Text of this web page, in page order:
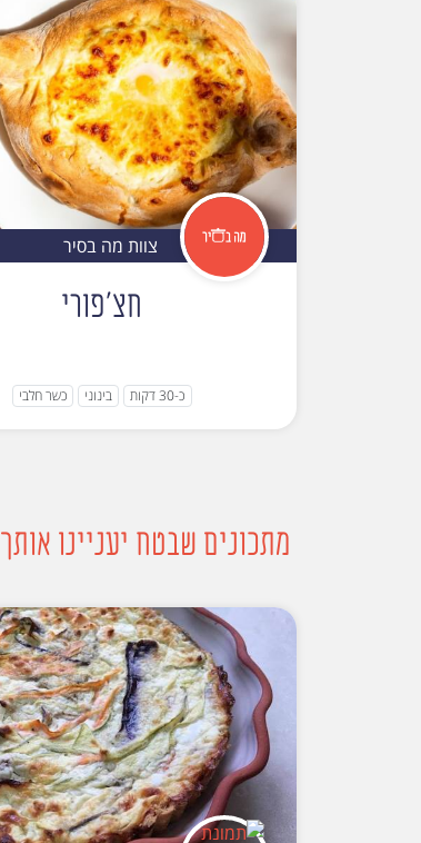
צוות מה בסיר
חצ'פורי
כ-30 דקות בינוני כשר חלבי
מתכונים שבטח יעניינו אותך